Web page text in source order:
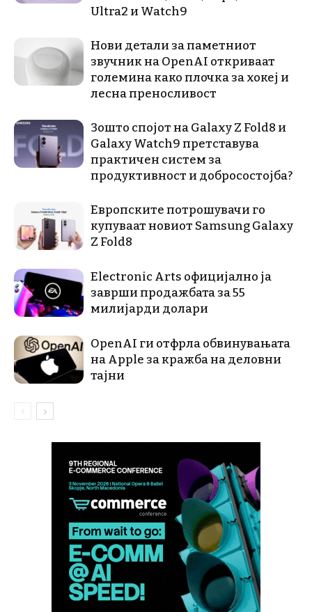
Ultra2 и Watch9
Нови детали за паметниот
звучник на OpenAI откриваат
големина како плочка за хокеј и
лесна преносливост
Зошто спојот на Galaxy Z Fold8 и
Galaxy Watch9 претставува
практичен систем за
продуктивност и добросостојба?
Европските потрошувачи го
купуваат новиот Samsung Galaxy
Z Fold8
Electronic Arts официјално ја
заврши продажбата за 55
милијарди долари
OpenAI ги отфрла обвинувањата
на Apple за кражба на деловни
тајни